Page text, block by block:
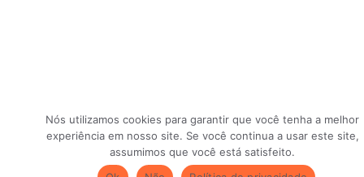
Nós utilizamos cookies para garantir que você tenha a melhor
experiência em nosso site. Se você continua a usar este site,
assumimos que você está satisfeito.